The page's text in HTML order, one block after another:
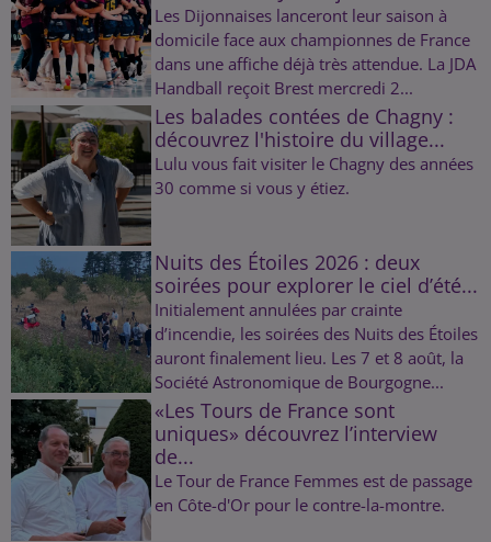
Les Dijonnaises lanceront leur saison à
domicile face aux championnes de France
dans une affiche déjà très attendue. La JDA
Handball reçoit Brest mercredi 2...
Les balades contées de Chagny :
découvrez l'histoire du village...
Lulu vous fait visiter le Chagny des années
30 comme si vous y étiez.
Nuits des Étoiles 2026 : deux
soirées pour explorer le ciel d’été...
Initialement annulées par crainte
d’incendie, les soirées des Nuits des Étoiles
auront finalement lieu. Les 7 et 8 août, la
Société Astronomique de Bourgogne...
«Les Tours de France sont
uniques» découvrez l’interview
de...
Le Tour de France Femmes est de passage
en Côte-d'Or pour le contre-la-montre.